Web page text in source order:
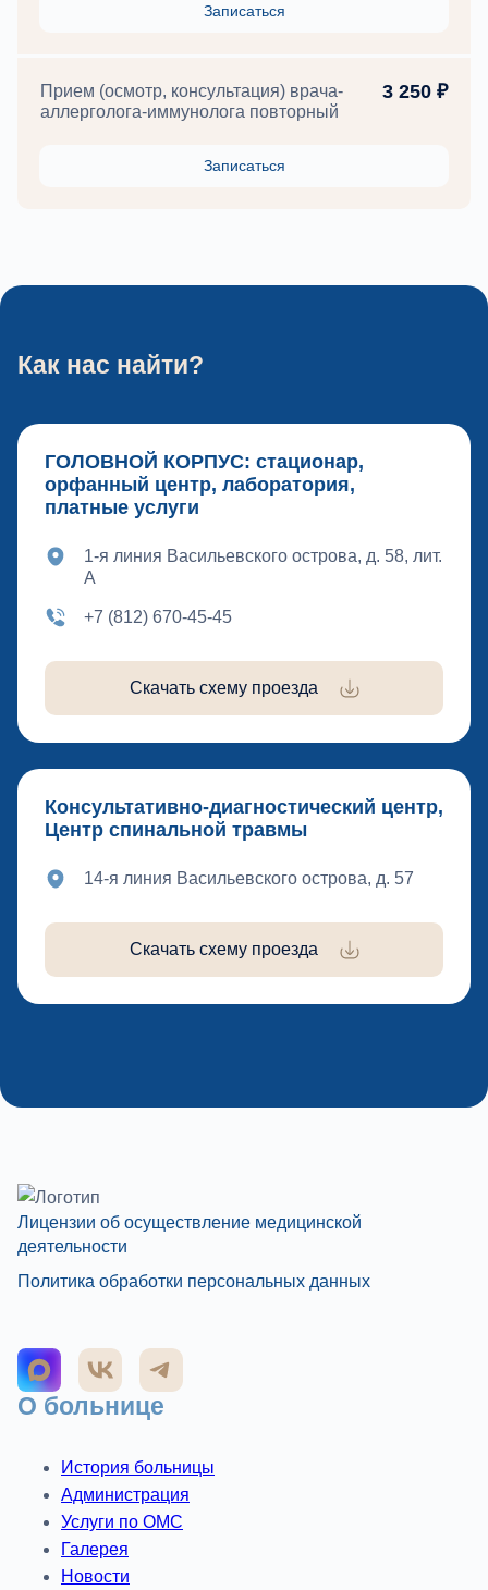
Записаться
Прием (осмотр, консультация) врача-
аллерголога-иммунолога повторный
3 250 ₽
Записаться
Как нас найти?
ГОЛОВНОЙ КОРПУС: стационар,
орфанный центр, лаборатория,
платные услуги
1-я линия Васильевского острова, д. 58, лит.
А
+7 (812) 670-45-45
Скачать схему проезда
Консультативно-диагностический центр,
Центр спинальной травмы
14-я линия Васильевского острова, д. 57
Скачать схему проезда
Лицензии об осуществление медицинской
деятельности
Политика обработки персональных данных
О больнице
История больницы
Администрация
Услуги по ОМС
Галерея
Новости